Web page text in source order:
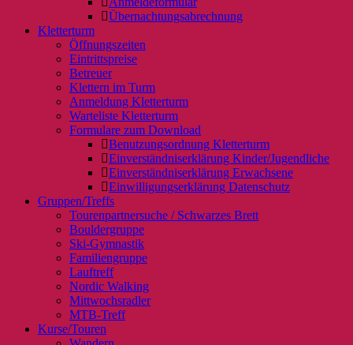
Übernachtungsabrechnung
Kletterturm
Öffnungszeiten
Eintrittspreise
Betreuer
Klettern im Turm
Anmeldung Kletterturm
Warteliste Kletterturm
Formulare zum Download
Benutzungsordnung Kletterturm
Einverständniserklärung Kinder/Jugendliche
Einverständniserklärung Erwachsene
Einwilligungserklärung Datenschutz
Gruppen/Treffs
Tourenpartnersuche / Schwarzes Brett
Bouldergruppe
Ski-Gymnastik
Familiengruppe
Lauftreff
Nordic Walking
Mittwochsradler
MTB-Treff
Kurse/Touren